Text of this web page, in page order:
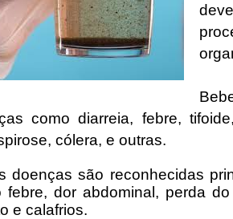
como diarreia, febre,
cólera, e outras.
doenças são reconhecidas
febre, dor abdominal, perda
e calafrios.